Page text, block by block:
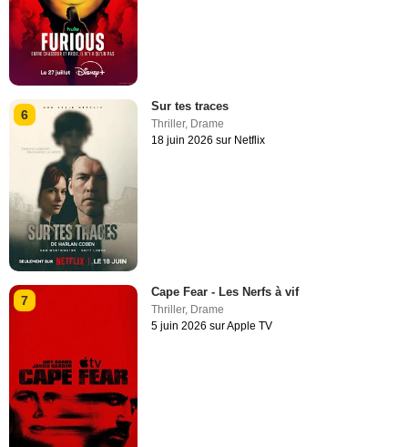
6
Sur tes traces
Thriller, Drame
18 juin 2026 sur Netflix
7
Cape Fear - Les Nerfs à vif
Thriller, Drame
5 juin 2026 sur Apple TV